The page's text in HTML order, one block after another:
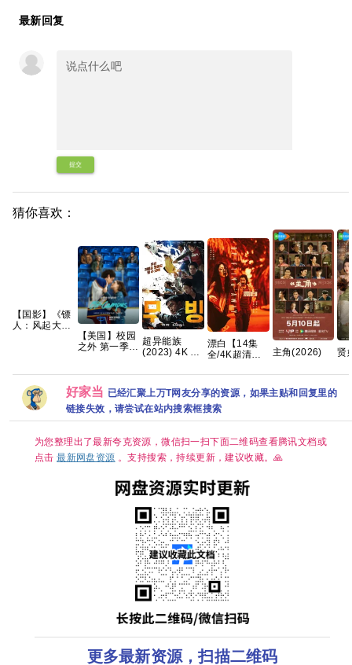
最新回复
提交
猜你喜欢：
【国影】《镖
人：风起大漠
【1080P&4K】
【美国】校园
之外 第一季
校外 夸克
超异能族
(2023) 4K 超
8.9高分韩剧
【全20集】
漂白【14集
全/4K超清中
飞、赵今麦｜
刑侦/犯罪】百
度
主角(2026)
中字】【夸克/
百度】
贤
古
好家当 已经汇聚上万T网友分享的资源，如果主贴和回复里的
链接失效，请尝试在站内搜索框搜索
为您整理出了最新夸克资源，微信扫一扫下面二维码查看腾讯文档或
点击最新网盘资源 。支持搜索，持续更新，建议收藏。🙏
更多最新资源，扫描二维码